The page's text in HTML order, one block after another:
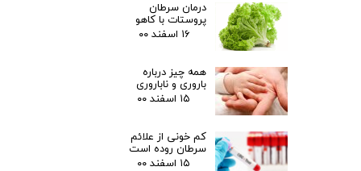
درمان سرطان
پروستات با کاهو
۱۶ اسفند ۰۰
همه چیز درباره
باروری و ناباروری
۱۵ اسفند ۰۰
کم خونی از علائم
سرطان روده است
۱۵ اسفند ۰۰